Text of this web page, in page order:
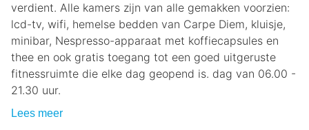
verdient. Alle kamers zijn van alle gemakken voorzien:
lcd-tv, wifi, hemelse bedden van Carpe Diem, kluisje,
minibar, Nespresso-apparaat met koffiecapsules en
thee en ook gratis toegang tot een goed uitgeruste
fitnessruimte die elke dag geopend is. dag van 06.00 -
21.30 uur.
Lees meer